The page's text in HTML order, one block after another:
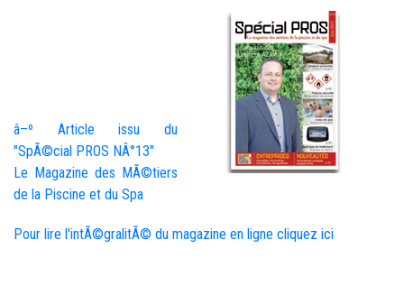
â–º Article issu du
"SpÃ©cial PROS NÂ°13"
Le Magazine des MÃ©tiers
de la Piscine et du Spa
Pour lire l'intÃ©gralitÃ© du magazine en ligne cliquez ici